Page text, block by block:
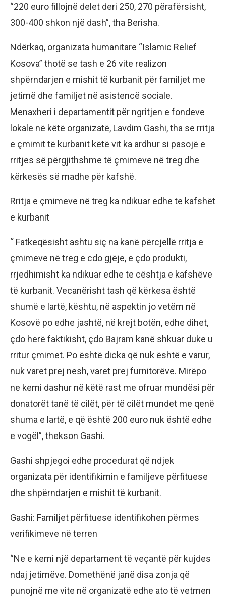
“220 euro fillojnë delet deri 250, 270 përafërsisht,
300-400 shkon një dash”, tha Berisha.
Ndërkaq, organizata humanitare “Islamic Relief
Kosova” thotë se tash e 26 vite realizon
shpërndarjen e mishit të kurbanit për familjet me
jetimë dhe familjet në asistencë sociale.
Menaxheri i departamentit për ngritjen e fondeve
lokale në këtë organizatë, Lavdim Gashi, tha se rritja
e çmimit të kurbanit këtë vit ka ardhur si pasojë e
rritjes së përgjithshme të çmimeve në treg dhe
kërkesës së madhe për kafshë.
Rritja e çmimeve në treg ka ndikuar edhe te kafshët
e kurbanit
“ Fatkeqësisht ashtu siç na kanë përcjellë rritja e
çmimeve në treg e cdo gjëje, e çdo produkti,
rrjedhimisht ka ndikuar edhe te cështja e kafshëve
të kurbanit. Vecanërisht tash që kërkesa është
shumë e lartë, kështu, në aspektin jo vetëm në
Kosovë po edhe jashtë, në krejt botën, edhe dihet,
çdo herë faktikisht, çdo Bajram kanë shkuar duke u
rritur çmimet. Po është dicka që nuk është e varur,
nuk varet prej nesh, varet prej furnitorëve. Mirëpo
ne kemi dashur në këtë rast me ofruar mundësi për
donatorët tanë të cilët, për të cilët mundet me qenë
shuma e lartë, e që është 200 euro nuk është edhe
e vogël”, thekson Gashi.
Gashi shpjegoi edhe procedurat që ndjek
organizata për identifikimin e familjeve përfituese
dhe shpërndarjen e mishit të kurbanit.
Gashi: Familjet përfituese identifikohen përmes
verifikimeve në terren
“Ne e kemi një departament të veçantë për kujdes
ndaj jetimëve. Domethënë janë disa zonja që
punojnë me vite në organizatë edhe ato të vetmen